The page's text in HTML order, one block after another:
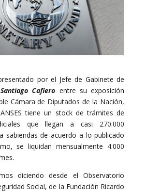
por el Jefe de Gabinete de
Cafiero entre su exposición
Cámara de Diputados de la Nación,
tiene un stock de trámites de
que llegan a casi 270.000
sabiendas de acuerdo a lo publicado
se liquidan mensualmente 4.000
diciendo desde el Observatorio
Social, de la Fundación Ricardo